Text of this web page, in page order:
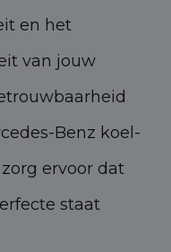
en het
van jouw
Benz koel-
ervoor dat
staat